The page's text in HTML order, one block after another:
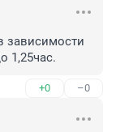
зависимости
1,25час.
+0 –0